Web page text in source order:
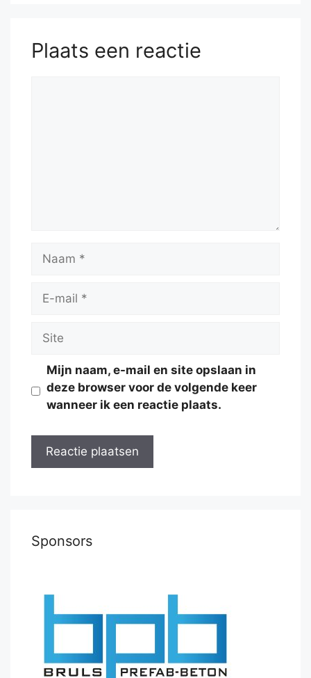
Plaats een reactie
Naam
Site
Mijn naam, e-mail en site opslaan in
deze browser voor de volgende keer
wanneer ik een reactie plaats.
Sponsors